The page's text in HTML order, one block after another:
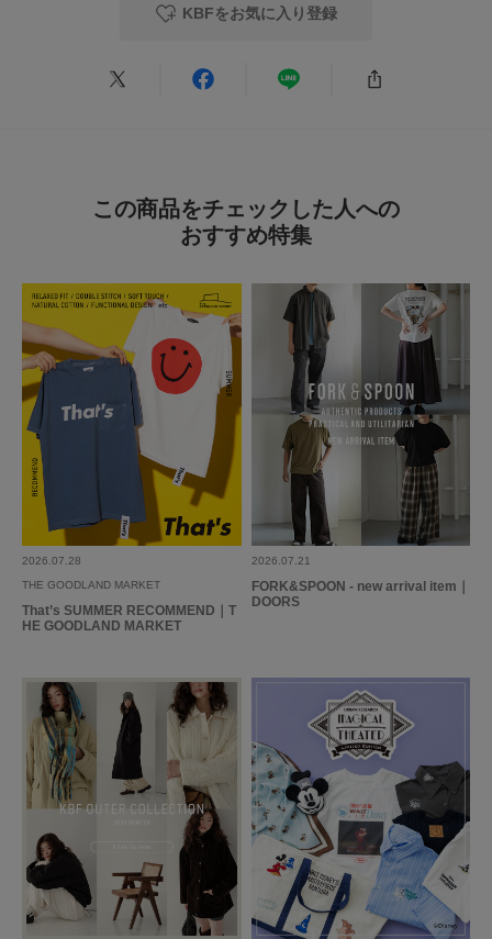
さっと着るだけでいい
no name
好きな生地で、カタチもよくて、サッと羽織るだけで決まる。
家で手洗いもできるので、気軽につかえる。
0
2025.11.4
お洒落
色：BLACK サイズ：one
もなか
足のサイズ: 性別: 女性
身長:
151～155cm 体型:
ふつう
シーン:プライベート サイズ感:ちょうど良い
:軽い
マニッシュなデザインは好物なのですがこれは丈短が自分にも合いやすく気
Like! 0
2025.10.24
丈感がいい
色：SAND サイズ：one
no name
KBFをお気に入り登録
この商品をチェックした人への
おすすめ特集
2026.07.28
THE GOODLAND MARKET
That’s SUMMER RECOMMEND｜T
HE GOODLAND MARKET
2026.07.21
FORK&SPOON - new arrival item｜
DOORS